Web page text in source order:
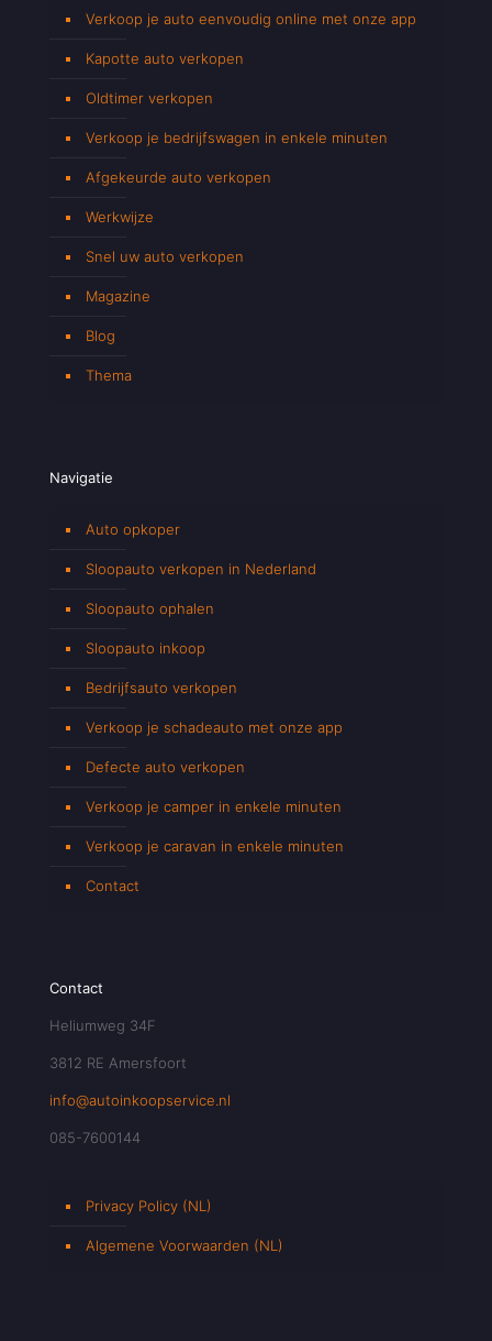
Verkoop je auto eenvoudig online met onze app
Kapotte auto verkopen
Oldtimer verkopen
Verkoop je bedrijfswagen in enkele minuten
Afgekeurde auto verkopen
Werkwijze
Snel uw auto verkopen
Magazine
Blog
Thema
Navigatie
Auto opkoper
Sloopauto verkopen in Nederland
Sloopauto ophalen
Sloopauto inkoop
Bedrijfsauto verkopen
Verkoop je schadeauto met onze app
Defecte auto verkopen
Verkoop je camper in enkele minuten
Verkoop je caravan in enkele minuten
Contact
Contact
Heliumweg 34F
3812 RE Amersfoort
info@autoinkoopservice.nl
085-7600144
Privacy Policy (NL)
Algemene Voorwaarden (NL)